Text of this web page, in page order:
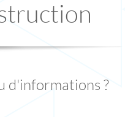
d'informations ?